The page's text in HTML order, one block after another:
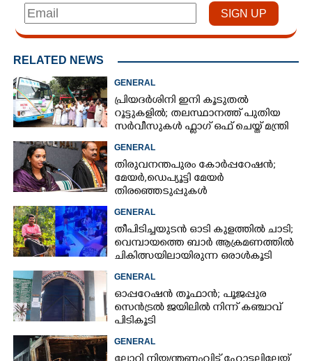
RELATED NEWS
GENERAL
പ്രിയദർശിനി ഇനി കൂടുതൽ
റൂട്ടുകളിൽ; തലസ്ഥാനത്ത് പുതിയ
സർവീസുകൾ ഫ്ലാഗ് ഒഫ് ചെയ്ത് മന്ത്രി
കെ മുരളീധരൻ
GENERAL
തിരുവനന്തപുരം കോർപ്പറേഷൻ;
മേയർ, ഡെപ്യൂട്ടി മേയർ
തിരഞ്ഞെടുപ്പുകൾ
റദ്ദാക്കണമെന്നാവശ്യപ്പെട്ട് സിപിഎം
GENERAL
തീപിടിച്ചയുടൻ ഓടി കുളത്തിൽ ചാടി;
വെമ്പായത്തെ ബാർ ആക്രമണത്തിൽ
ചികിത്സയിലായിരുന്ന ഒരാൾകൂടി
മരിച്ചു
GENERAL
ഓപ്പറേഷൻ തൂഫാൻ; പൂജപ്പുര
സെൻട്രൽ ജയിലിൽ നിന്ന് കഞ്ചാവ്
പിടികൂടി
GENERAL